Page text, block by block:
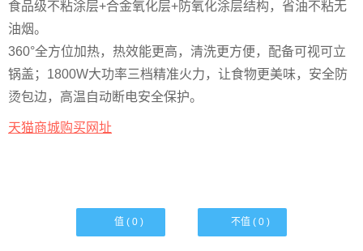
食品级不粘涂层+合金氧化层+防氧化涂层结构，省油不粘无
油烟。
360°全方位加热，热效能更高，清洗更方便，配备可视可立
锅盖；1800W大功率三档精准火力，让食物更美味，安全防
烫包边，高温自动断电安全保护。
天猫商城购买网址
值 ( 0 ) 不值 ( 0 )